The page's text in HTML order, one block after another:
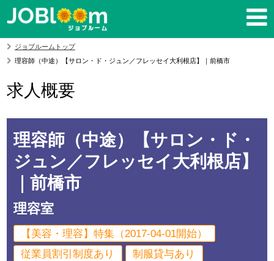
ジョブルームトップ
理容師（中途）【サロン・ド・ジュン／フレッセイ大利根店】｜前橋市
求人概要
理容師（中途）【サロン・ド・
ジュン／フレッセイ大利根店】
｜前橋市
理容室
【美容・理容】特集（2017-04-01開始）
従業員割引制度あり
制服貸与あり